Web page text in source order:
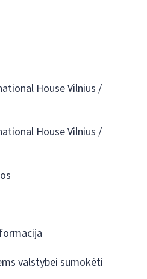
House Vilnius /
House Vilnius /
valstybei sumokėti